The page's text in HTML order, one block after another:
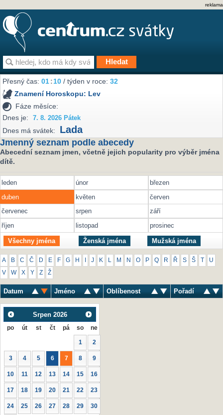
reklama
Přesný čas:01:10 / týden v roce:32
Znamení Horoskopu: Lev
Fáze měsíce:
Dnes je:
7. 8. 2026 Pátek
Dnes má svátek: Lada
Jmenný seznam podle abecedy
Abecední seznam jmen, včetně jejich popularity pro výběr jména
dítě.
leden únor
březen
duben
květen
červen
červenec
srpen
září
říjen
listopad prosinec
Všechny jména Ženská jména Mužská jména
A B C Č D E F G H J K M N O P Q R Ř S Š U
V W X Y Z Ž
Datum Jméno Oblíbenost Pořadí
Srpen 2026
po út st čt pá so ne
1 2
3 4 5 6 7 8 9
10 11 12 13 14 15 16
17 18 19 20 21 22 23
24 25 26 27 28 29 30